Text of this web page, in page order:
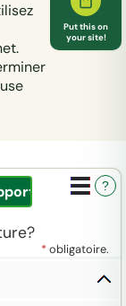
Put this on
your site!
?
* obligatoire.